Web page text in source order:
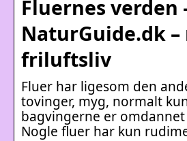
Fluernes verden
NaturGuide.dk
friluftsliv
Fluer har ligesom den
tovinger, myg, normalt
bagvingerne er
Nogle fluer har kun